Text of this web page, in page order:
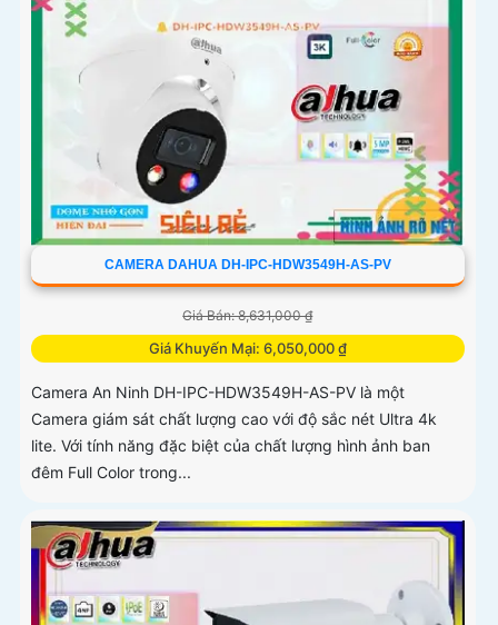
CAMERA DAHUA DH-IPC-HDW3549H-AS-PV
Giá Bán: 8,631,000 ₫
Giá Khuyến Mại: 6,050,000 ₫
Camera An Ninh DH-IPC-HDW3549H-AS-PV là một
Camera giám sát chất lượng cao với độ sắc nét Ultra 4k
lite. Với tính năng đặc biệt của chất lượng hình ảnh ban
đêm Full Color trong...